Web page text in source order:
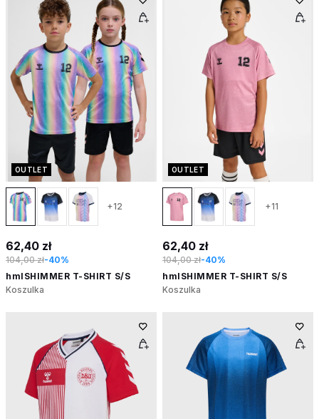
OUTLET
+12
62,40 zł
104,00 zł-40%
hmlSHIMMER T-SHIRT S/S
Koszulka
OUTLET
+11
62,40 zł
104,00 zł-40%
hmlSHIMMER T-SHIRT S/S
Koszulka